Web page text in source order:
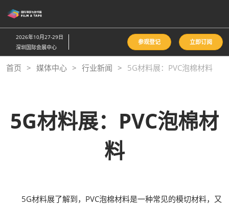
接
跳
至
内
2026年10月27-29日
深圳国际会展中心
参观登记 立即订阅
首页 媒体中心 行业新闻 5G材料展：PVC泡棉材料
5G材料展：PVC泡棉材
料
5G材料展了解到，PVC泡棉材料是一种常见的模切材料，又